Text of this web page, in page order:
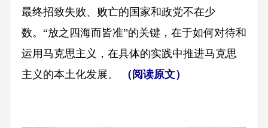
最终招致失败、败亡的国家和政党不在少
数。“放之四海而皆准”的关键，在于如何对待和
运用马克思主义，在具体的实践中推进马克思
主义的本土化发展。
（阅读原文）